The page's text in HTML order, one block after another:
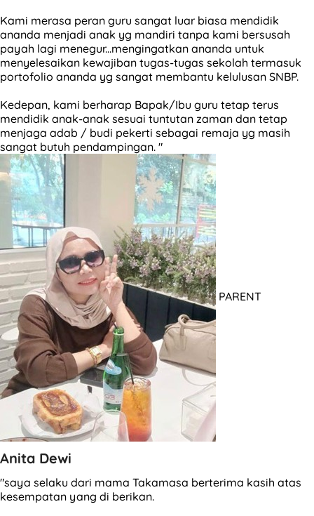
Kami merasa peran guru sangat luar biasa mendidik
ananda menjadi anak yg mandiri tanpa kami bersusah
payah lagi menegur...mengingatkan ananda untuk
menyelesaikan kewajiban tugas-tugas sekolah termasuk
portofolio ananda yg sangat membantu kelulusan SNBP.
Kedepan, kami berharap Bapak/Ibu guru tetap terus
mendidik anak-anak sesuai tuntutan zaman dan tetap
menjaga adab / budi pekerti sebagai remaja yg masih
sangat butuh pendampingan. "
PARENT
Anita Dewi
"saya selaku dari mama Takamasa berterima kasih atas
kesempatan yang di berikan.